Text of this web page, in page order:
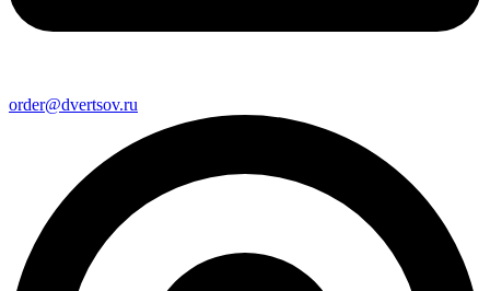
order@dvertsov.ru